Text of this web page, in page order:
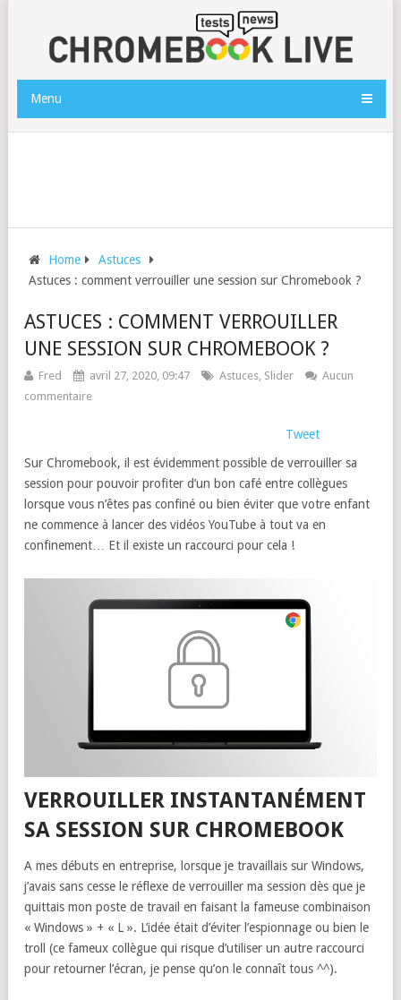
Menu
Home
Astuces
Astuces : comment verrouiller une session sur Chromebook ?
ASTUCES : COMMENT VERROUILLER
UNE SESSION SUR CHROMEBOOK ?
Fred avril 27, 2020, 09:47 Astuces, Slider
Aucun
commentaire
Tweet
Sur Chromebook, il est évidemment possible de verrouiller sa
session pour pouvoir profiter d’un bon café entre collègues
lorsque vous n’êtes pas confiné ou bien éviter que votre enfant
ne commence à lancer des vidéos YouTube à tout va en
confinement… Et il existe un raccourci pour cela !
VERROUILLER INSTANTANÉMENT
SA SESSION SUR CHROMEBOOK
A mes débuts en entreprise, lorsque je travaillais sur Windows,
j’avais sans cesse le réflexe de verrouiller ma session dès que je
quittais mon poste de travail en faisant la fameuse combinaison
« Windows » + « L ». L’idée était d’éviter l’espionnage ou bien le
troll (ce fameux collègue qui risque d’utiliser un autre raccourci
pour retourner l’écran, je pense qu’on le connaît tous ^^).